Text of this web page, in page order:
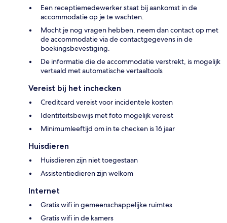
Een receptiemedewerker staat bij aankomst in de
accommodatie op je te wachten.
Mocht je nog vragen hebben, neem dan contact op met
de accommodatie via de contactgegevens in de
boekingsbevestiging.
De informatie die de accommodatie verstrekt, is mogelijk
vertaald met automatische vertaaltools
Vereist bij het inchecken
Creditcard vereist voor incidentele kosten
Identiteitsbewijs met foto mogelijk vereist
Minimumleeftijd om in te checken is 16 jaar
Huisdieren
Huisdieren zijn niet toegestaan
Assistentiedieren zijn welkom
Internet
Gratis wifi in gemeenschappelijke ruimtes
Gratis wifi in de kamers